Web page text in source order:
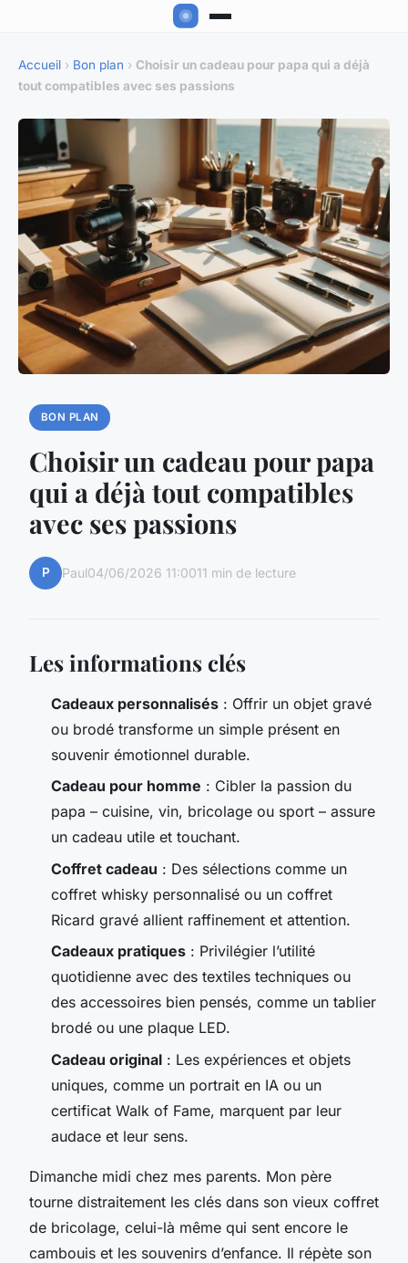
Accueil › Bon plan › Choisir un cadeau pour papa qui a déjà
tout compatibles avec ses passions
BON PLAN
Choisir un cadeau pour papa
qui a déjà tout compatibles
avec ses passions
P Paul04/06/2026 11:0011 min de lecture
Les informations clés
Cadeaux personnalisés : Offrir un objet gravé
ou brodé transforme un simple présent en
souvenir émotionnel durable.
Cadeau pour homme : Cibler la passion du
papa – cuisine, vin, bricolage ou sport – assure
un cadeau utile et touchant.
Coffret cadeau : Des sélections comme un
coffret whisky personnalisé ou un coffret
Ricard gravé allient raffinement et attention.
Cadeaux pratiques : Privilégier l’utilité
quotidienne avec des textiles techniques ou
des accessoires bien pensés, comme un tablier
brodé ou une plaque LED.
Cadeau original : Les expériences et objets
uniques, comme un portrait en IA ou un
certificat Walk of Fame, marquent par leur
audace et leur sens.
Dimanche midi chez mes parents. Mon père
tourne distraitement les clés dans son vieux coffret
de bricolage, celui-là même qui sent encore le
cambouis et les souvenirs d’enfance. Il répète son